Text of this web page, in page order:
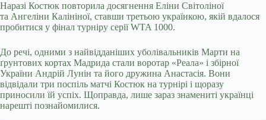
Наразі Костюк повторила досягнення Еліни Світоліної
та Ангеліни Калініної, ставши третьою українкою, якій вдалося
пробитися у фінал турніру серії WTA 1000.
До речі, одними з найвідданіших уболівальників Марти на
ґрунтових кортах Мадрида стали воротар «Реала» і збірної
України Андрій Лунін та його дружина Анастасія. Вони
відвідали три поспіль матчі Костюк на турнірі і щоразу
приносили їй успіх. Щоправда, лише зараз знамениті українці
нарешті познайомилися.